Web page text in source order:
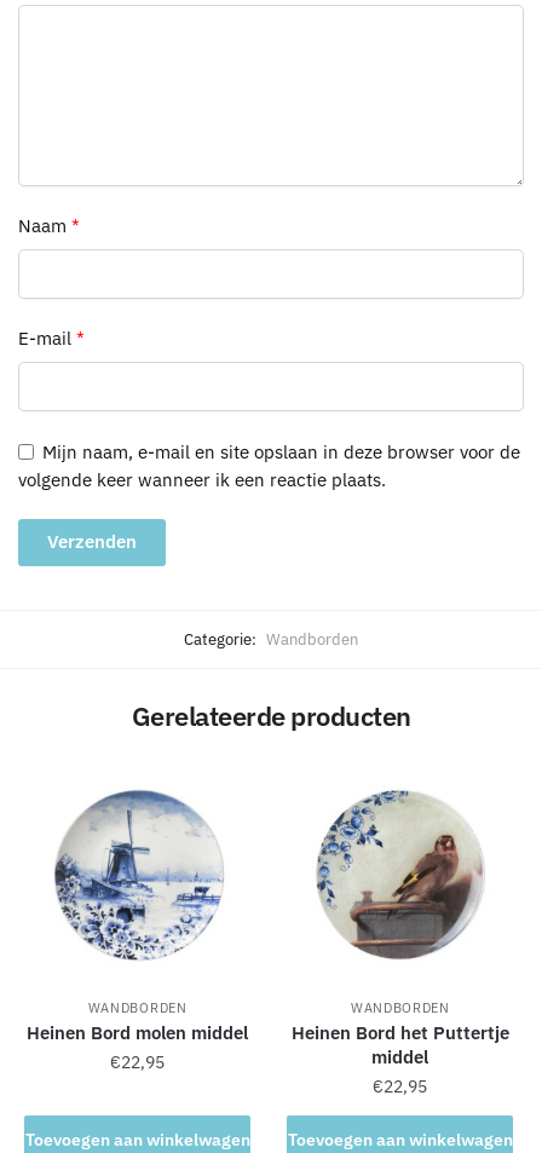
Naam *
E-mail *
Mijn naam, e-mail en site opslaan in deze browser voor de
volgende keer wanneer ik een reactie plaats.
Categorie: Wandborden
Gerelateerde producten
WANDBORDEN
Heinen Bord molen middel
€22,95
Toevoegen aan winkelwagen
WANDBORDEN
Heinen Bord het Puttertje
middel
€22,95
Toevoegen aan winkelwagen